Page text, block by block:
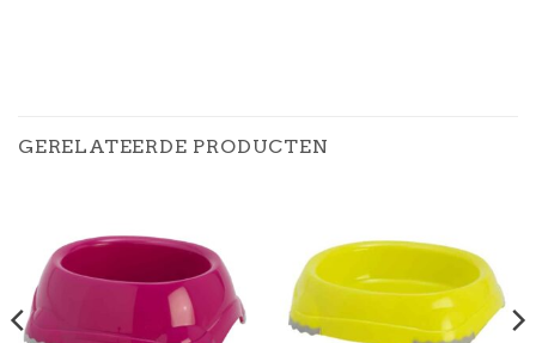
GERELATEERDE PRODUCTEN